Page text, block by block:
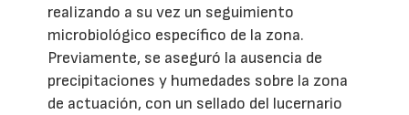
realizando a su vez un seguimiento
microbiológico específico de la zona.
Previamente, se aseguró la ausencia de
precipitaciones y humedades sobre la zona
de actuación, con un sellado del lucernario